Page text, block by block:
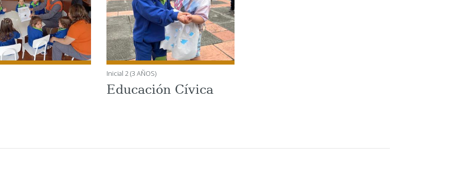
Inicial 2 (3 AÑOS)
Educación Cívica